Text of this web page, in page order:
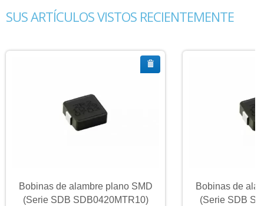
SUS ARTÍCULOS VISTOS RECIENTEMENTE
Bobinas de alambre plano SMD
(Serie SDB SDB0420MTR10)
Bobinas de
(Serie SDB